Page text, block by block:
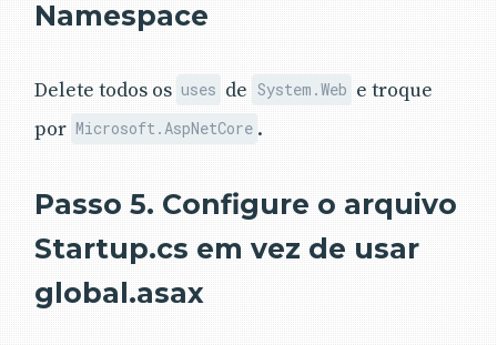
Namespace
Delete todos os uses de System.Web e troque
por Microsoft.AspNetCore .
Passo 5. Configure o arquivo
Startup.cs em vez de usar
global.asax